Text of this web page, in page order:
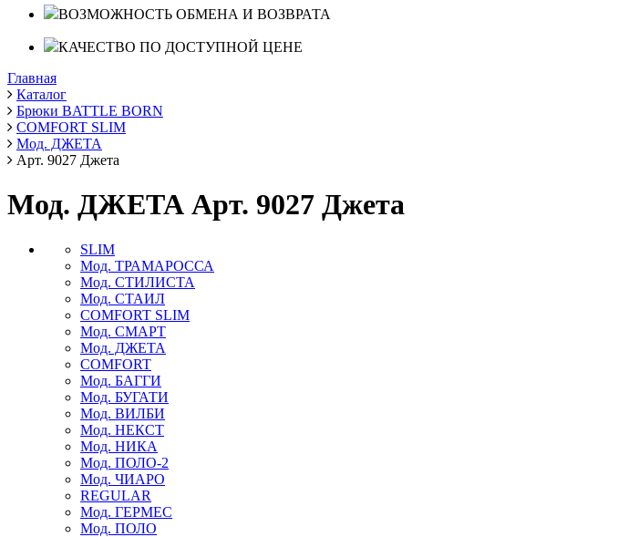
ВОЗМОЖНОСТЬ ОБМЕНА И ВОЗВРАТА
КАЧЕСТВО ПО ДОСТУПНОЙ ЦЕНЕ
Главная
Каталог
Брюки BATTLE BORN
COMFORT SLIM
Мод. ДЖЕТА
Арт. 9027 Джета
Мод. ДЖЕТА Арт. 9027 Джета
SLIM
Мод. ТРАМАРОССА
Мод. СТИЛИСТА
Мод. СТАИЛ
COMFORT SLIM
Мод. СМАРТ
Мод. ДЖЕТА
COMFORT
Мод. БАГГИ
Мод. БУГАТИ
Мод. ВИЛБИ
Мод. НЕКСТ
Мод. НИКА
Мод. ПОЛО-2
Мод. ЧИАРО
REGULAR
Мод. ГЕРМЕС
Мод. ПОЛО